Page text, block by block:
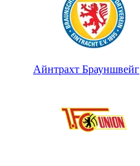
Айнтрахт Брауншвейг